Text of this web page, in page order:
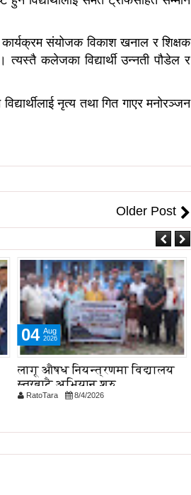
संयोजक विकाश खनाल र शिक्षक
कलेजका विद्यार्थी उन्नती पौडेल र
नृत्य तथा गित गाएर मनोरञ्जन
Older Post
04 Aug
2026
लागू औषध नियन्त्रणमा विद्यालय
स्तरबाटै अभियान शुरु
RatoTara 8/4/2026